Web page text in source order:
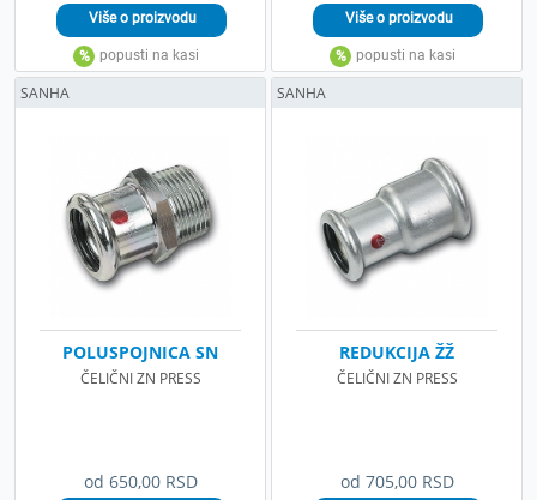
od 650,00 RSD
POLUSPOJNICA SN
ČELIČNI ZN PRESS
SANHA
od 705,00 RSD
REDUKCIJA ŽŽ
ČELIČNI ZN PRESS
SANHA